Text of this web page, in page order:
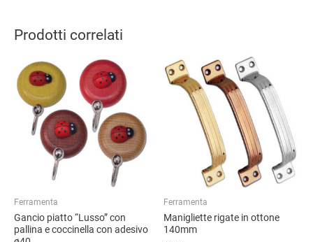
Prodotti correlati
Ferramenta
Gancio piatto “Lusso” con
pallina e coccinella con adesivo
Ferramenta
Manigliette rigate in ottone
140mm